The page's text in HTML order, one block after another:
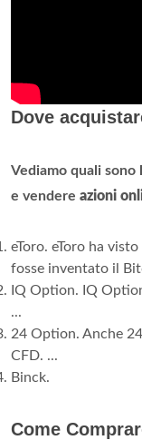
Dove
Vediamo quali
e vendere azioni
eToro. eToro ha
fosse inventato il
IQ Option. IQ
...
24 Option. Anche
CFD. ...
Binck.
Come